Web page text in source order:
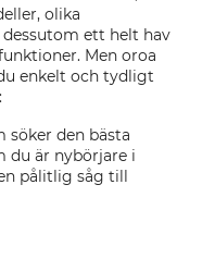
olika
dessutom ett helt hav
Men oroa
enkelt och tydligt
söker den bästa
du är nybörjare i
pålitlig såg till